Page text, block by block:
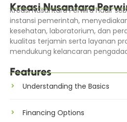
Kreasi Nusantara
Kreasi Nusantara Perwira hadir
instansi pemerintah,
kesehatan, laboratorium, dan
kualitas terjamin serta layanan
mendukung kelancaran
Features
Understanding the Basics
Financing Options